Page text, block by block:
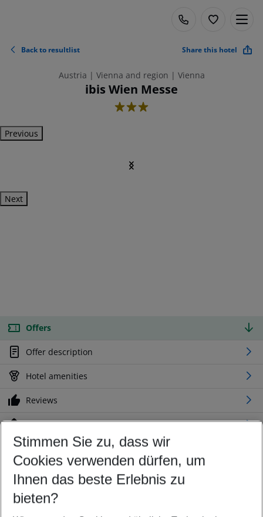
Back to resultlist Share this hotel
Austria | Vienna and region | Vienna
ibis Wien Messe
3
Previous
Next
Offers
Offer description
Hotel amenities
Reviews
Location
Customize your offer
Find the perfect deal which suits your best
Your departure airport
Any airport
Stimmen Sie zu, dass wir
Cookies verwenden dürfen, um
Ihnen das beste Erlebnis zu
bieten?